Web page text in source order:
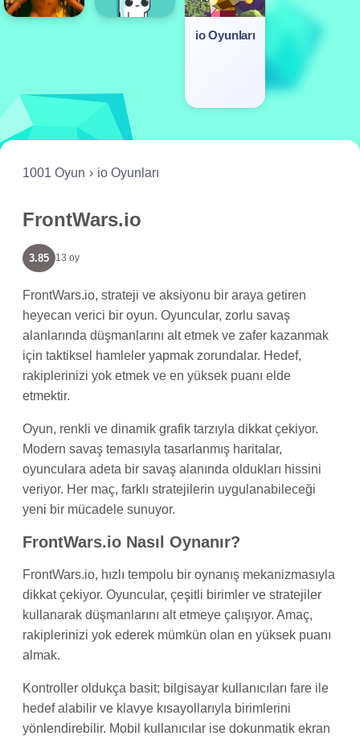
io Oyunları
1001 Oyun io Oyunları
FrontWars.io
3.85 13 oy
FrontWars.io, strateji ve aksiyonu bir araya getiren
heyecan verici bir oyun. Oyuncular, zorlu savaş
alanlarında düşmanlarını alt etmek ve zafer kazanmak
için taktiksel hamleler yapmak zorundalar. Hedef,
rakiplerinizi yok etmek ve en yüksek puanı elde
etmektir.
Oyun, renkli ve dinamik grafik tarzıyla dikkat çekiyor.
Modern savaş temasıyla tasarlanmış haritalar,
oyunculara adeta bir savaş alanında oldukları hissini
veriyor. Her maç, farklı stratejilerin uygulanabileceği
yeni bir mücadele sunuyor.
FrontWars.io Nasıl Oynanır?
FrontWars.io, hızlı tempolu bir oynanış mekanizmasıyla
dikkat çekiyor. Oyuncular, çeşitli birimler ve stratejiler
kullanarak düşmanlarını alt etmeye çalışıyor. Amaç,
rakiplerinizi yok ederek mümkün olan en yüksek puanı
almak.
Kontroller oldukça basit; bilgisayar kullanıcıları fare ile
hedef alabilir ve klavye kısayollarıyla birimlerini
yönlendirebilir. Mobil kullanıcılar ise dokunmatik ekran